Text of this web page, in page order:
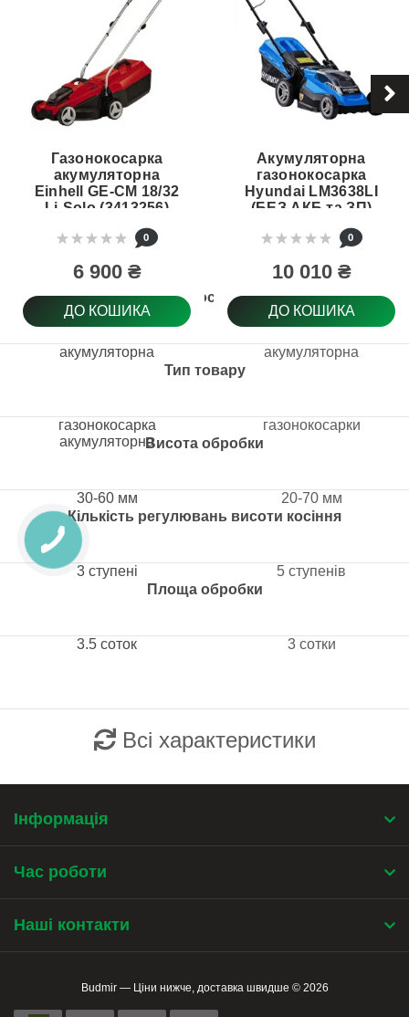
Тип косарки
Тип товару
Висота обробки
Кількість регулювань висоти косіння
Площа обробки
Газонокосарка
акумуляторна
Einhell GE-CM 18/32
Li-Solo (3413256)
0
6 900 ₴
ДО КОШИКА
акумуляторна
газонокосарка
акумуляторна
30-60 мм
3 ступені
3.5 соток
Акумуляторна
газонокосарка
Hyundai LM3638LI
(БЕЗ АКБ та ЗП)
0
10 010 ₴
ДО КОШИКА
акумуляторна
газонокосарки
20-70 мм
5 ступенів
3 сотки
Всі характеристики
Інформація
Час роботи
Наші контакти
Budmir — Ціни нижче, доставка швидше © 2026